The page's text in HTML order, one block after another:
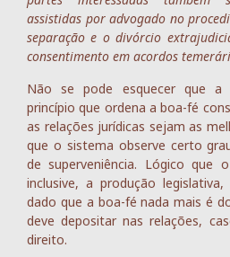
assistidas por advogado no
separação e o divórcio
consentimento em acordos
Não se pode esquecer que a
princípio que ordena a boa-fé
as relações jurídicas sejam as
que o sistema observe certo
de superveniência. Lógico que
inclusive, a produção
dado que a boa-fé nada mais é
deve depositar nas relações,
direito.